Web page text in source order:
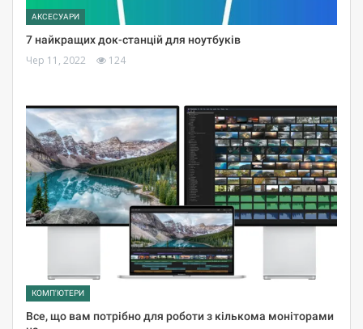
АКСЕСУАРИ
7 найкращих док-станцій для ноутбуків
Чер 11, 2022 124
КОМП'ЮТЕРИ
Все, що вам потрібно для роботи з кількома моніторами